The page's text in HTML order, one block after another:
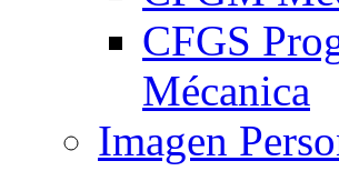
CFGS
Mécanica
Imagen